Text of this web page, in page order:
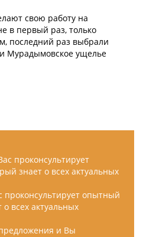
свою работу на
в первый раз, только
последний раз выбрали
Мурадымовское ущелье
проконсультирует опытный
всех актуальных